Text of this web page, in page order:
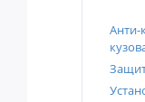
Анти-